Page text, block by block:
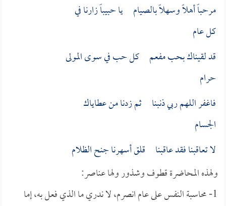
مرحباً أهلاً وسهلاً بالصيام يا حبيباً زارنا في
كل عام
قد لقيناك بحب مفعم كل حب في سوى المولى
حرام
فاغفر اللهم ربي ذنبنا ثم زدنا من عطاياك
الجسام
لا تعاقبنا فقد عاقبنا قلق أسهرنا جنح الظلام
ولهذه المحاضرة قطوف وشذور ولها عناصر:
1- محاسبة النفس على عام انصرم، لا ندري ما الذي فعل به، إما